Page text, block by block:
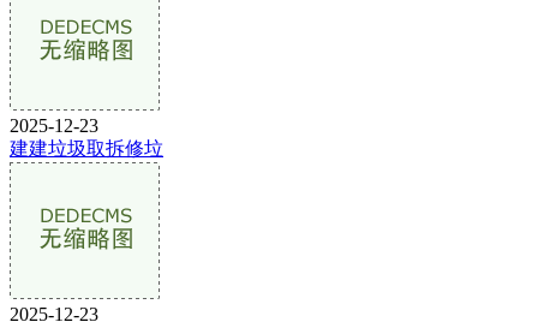
2025-12-23
建建垃圾取拆修垃
2025-12-23